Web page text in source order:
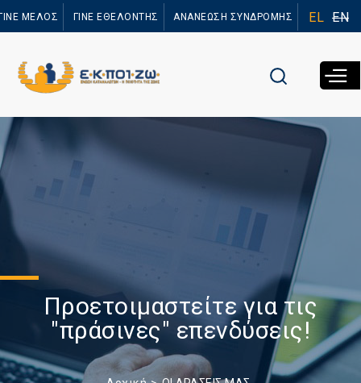
προς το
ΜΕΛΟΣ ΓΙΝΕ ΕΘΕΛΟΝΤΗΣ ΑΝΑΝΕΩΣΗ ΣΥΝΔΡΟΜΗΣ EL EN
Προετοιμαστείτε για τις
"πράσινες" επενδύσεις!